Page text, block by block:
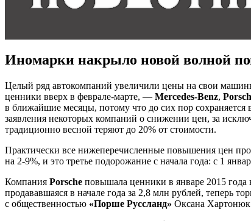
Иномарки накрыло новой волной
Целый ряд автокомпаний увеличили цены на свои
ценники вверх в феврале-марте, — Mercedes-Benz,
в ближайшие месяцы, потому что до сих пор
заявления некоторых компаний о снижении цен, за
традиционно весной теряют до 20% от стоимости.
Практически все нижеперечисленные повышения цен
на 2-9%, и это третье подорожание с начала года: с 1
Компания Porsсhe повышала ценники в январе 2015 года
продававшаяся в начале года за 2,8 млн рублей, теперь
с общественностью «Порше Руссланд» Оксана Хартонюк